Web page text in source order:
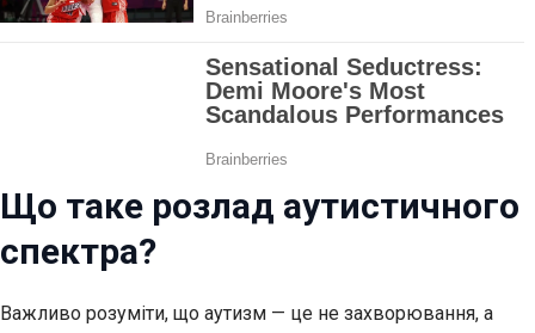
Що таке розлад аутистичного
спектра?
Важливо розуміти, що аутизм — це не захворювання, а